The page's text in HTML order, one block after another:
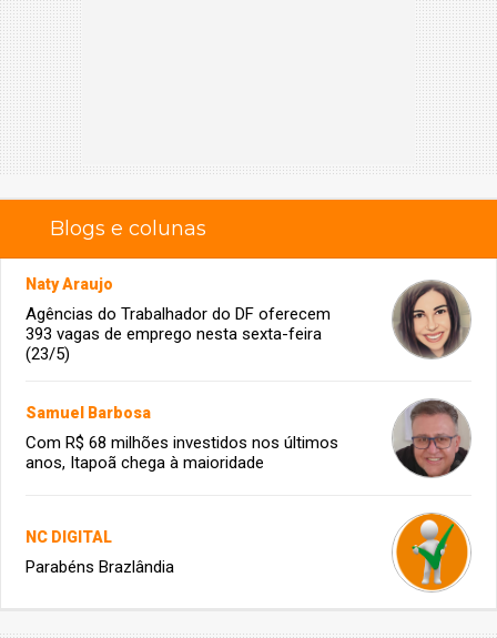
Blogs e colunas
Naty Araujo
Agências do Trabalhador do DF oferecem
393 vagas de emprego nesta sexta-feira
(23/5)
Samuel Barbosa
Com R$ 68 milhões investidos nos últimos
anos, Itapoã chega à maioridade
NC DIGITAL
Parabéns Brazlândia